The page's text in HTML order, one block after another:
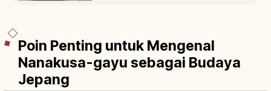
Poin Penting untuk Mengenal
Nanakusa-gayu sebagai Budaya
Jepang